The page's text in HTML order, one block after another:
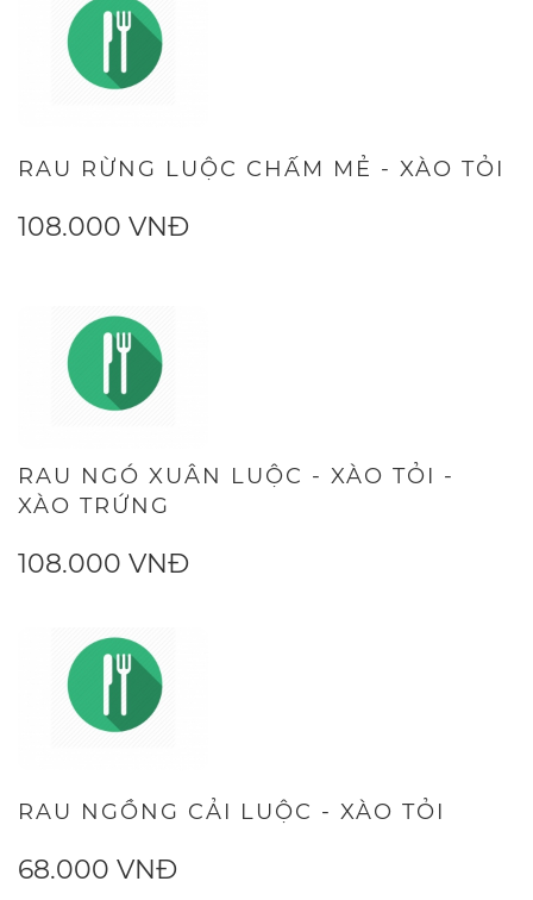
RAU RỪNG LUỘC CHẤM MẺ - XÀO TỎI
108.000 VNĐ
RAU NGÓ XUÂN LUỘC - XÀO TỎI -
XÀO TRỨNG
108.000 VNĐ
RAU NGỒNG CẢI LUỘC - XÀO TỎI
68.000 VNĐ